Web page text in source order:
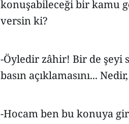
konuşabileceği bir kamu
versin ki?
-Öyledir zâhir! Bir de şeyi
basın açıklamasını...
-Hocam ben bu konuya